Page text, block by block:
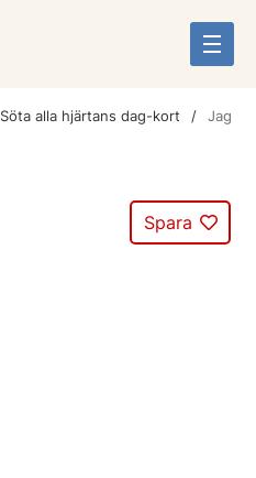
Söta alla hjärtans dag-kort
Jag
Spara